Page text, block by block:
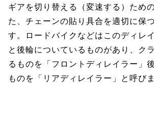
ギアを切り替える（変速する）ため
た、チェーンの貼り具合を適切に保
す。ロードバイクなどはこのディレ
と後輪についているものがあり、ク
るものを「フロントディレイラー」
ものを「リアディレイラー」と呼びま